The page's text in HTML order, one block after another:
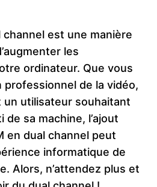
est une manière
les
ordinateur. Que vous
professionnel de la vidéo,
utilisateur souhaitant
sa machine, l’ajout
en dual channel peut
informatique de
Alors, n’attendez plus et